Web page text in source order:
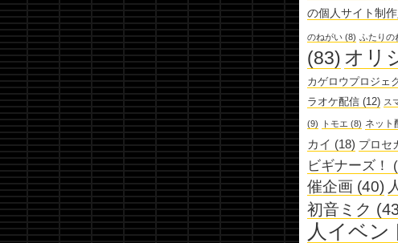
の個人サイト制
のねがい (8) ふたりの
(83) オリ
カゲロウプロジェ
ラオケ配信 (12) ス
(9) トモエ (8) ネット
カイ (18) プロセ
ビギナーズ！
催企画 (40)
初音ミク
人イベン